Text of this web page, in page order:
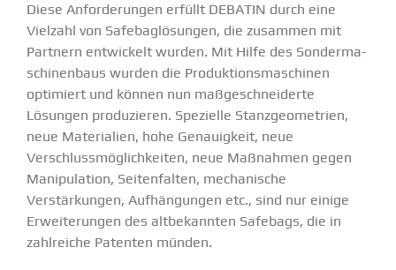
Diese Anfor­de­rungen erfüllt DEBATIN durch eine
Vielzahl von Safebag­lö­sungen, die zusammen mit
Partnern entwi­ckelt wurden. Mit Hilfe des Sonder­ma­
schi­nenbaus wurden die Produk­ti­ons­ma­schinen
optimiert und können nun maßge­schnei­derte
Lösungen produ­zieren. Spezielle Stanz­geo­me­trien,
neue Materialien, hohe Genau­igkeit, neue
Verschluss­mög­lich­keiten, neue Maßnahmen gegen
Manipu­lation, Seiten­falten, mecha­nische
Verstär­kungen, Aufhän­gungen etc., sind nur einige
Erwei­te­rungen des altbe­kannten Safebags, die in
zahlreiche Patenten münden.